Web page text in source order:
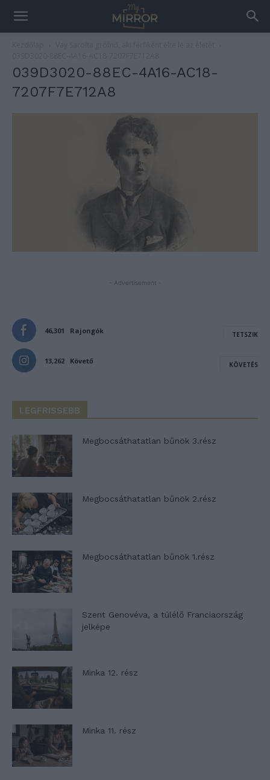
039D3020-88EC-4A16-AC18-
7207F7E712A8
- Advertisement -
46,301 Rajongók TETSZIK
13,262 Követő KÖVETÉS
LEGFRISSEBB
Megbocsáthatatlan bűnök 3.rész
Megbocsáthatatlan bűnök 2.rész
Megbocsáthatatlan bűnök 1.rész
Szent Genovéva, a túlélő Franciaország
jelképe
Minka 12. rész
Minka 11. rész